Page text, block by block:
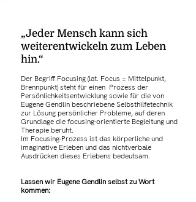
„Jeder Mensch kann sich
weiterentwickeln zum Leben
hin.“
Der Begriff Focusing (lat. Focus = Mittelpunkt,
Brennpunkt) steht für einen Prozess der
Persönlichkeitsentwicklung sowie für die von
Eugene Gendlin beschriebene Selbsthilfetechnik
zur Lösung persönlicher Probleme, auf deren
Grundlage die focusing-orientierte Begleitung und
Therapie beruht.
Im Focusing-Prozess ist das körperliche und
imaginative Erleben und das nichtverbale
Ausdrücken dieses Erlebens bedeutsam.
Lassen wir Eugene Gendlin selbst zu Wort
kommen: